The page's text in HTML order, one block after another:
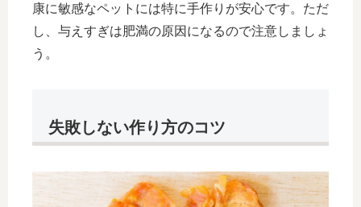
康に敏感なペットには特に手作りが安心です。ただ
し、与えすぎは肥満の原因になるので注意しましょ
う。
失敗しない作り方のコツ